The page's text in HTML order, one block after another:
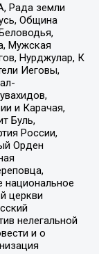
Рада земли
Община
Мужская
Нурджулар, К
Иеговы,
и Карачая,
Буль,
России,
Орден
национальное
церкви
нелегальной
и о